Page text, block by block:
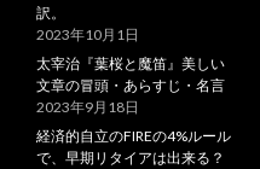
訳。
2023年10月1日
太宰治『葉桜と魔笛』美しい
文章の冒頭・あらすじ・名言
2023年9月18日
経済的自立のFIREの4%ルール
で、早期リタイアは出来る？